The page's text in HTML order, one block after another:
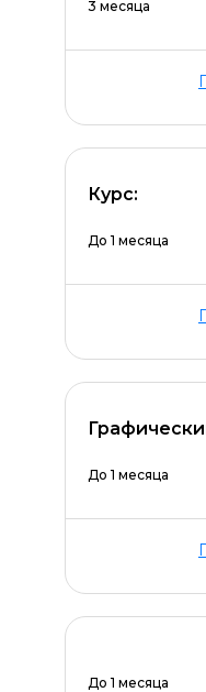
3 месяца
Курс:
До 1 месяца
До 1 месяца
До 1 месяца